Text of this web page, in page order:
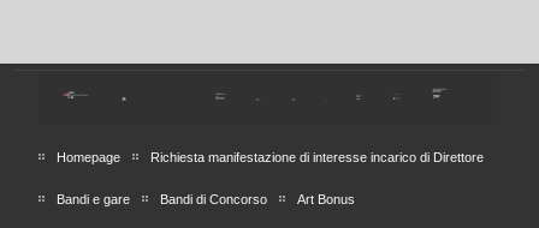
Homepage Richiesta manifestazione di interesse incarico di Direttore
Bandi e gare Bandi di Concorso Art Bonus